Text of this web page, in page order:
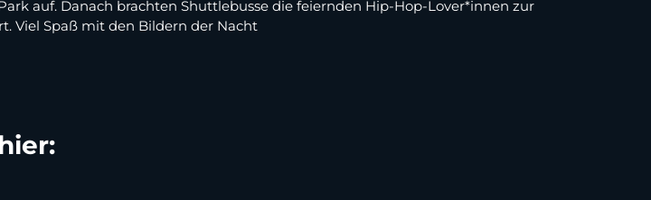
auf. Danach brachten Shuttlebusse die feiernden Hip-Hop-Lover*innen zur
Viel Spaß mit den Bildern der Nacht